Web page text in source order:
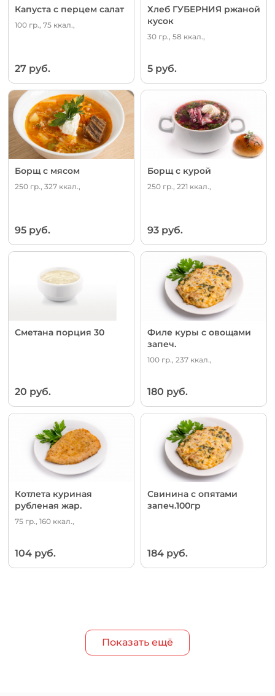
Капуста с перцем салат
100 гр., 75 ккал.,
27 руб.
Хлеб ГУБЕРНИЯ ржаной
кусок
30 гр., 58 ккал.,
5 руб.
Борщ с мясом
250 гр., 327 ккал.,
95 руб.
Борщ с курой
250 гр., 221 ккал.,
93 руб.
Сметана порция 30
20 руб.
Филе куры с овощами
запеч.
100 гр., 237 ккал.,
180 руб.
Котлета куриная
рубленая жар.
75 гр., 160 ккал.,
104 руб.
Свинина с опятами
запеч.100гр
184 руб.
Показать ещё